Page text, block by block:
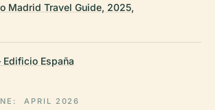
Madrid Travel Guide, 2025,
España
APRIL 2026